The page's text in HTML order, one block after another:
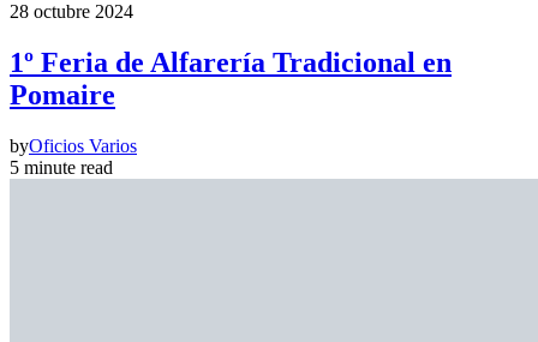
28 octubre 2024
1º Feria de Alfarería Tradicional en
Pomaire
byOficios Varios
5 minute read